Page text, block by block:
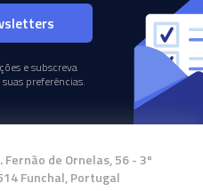
e subscreva
preferências.
Fernão de Ornelas, 56 - 3º
Funchal, Portugal